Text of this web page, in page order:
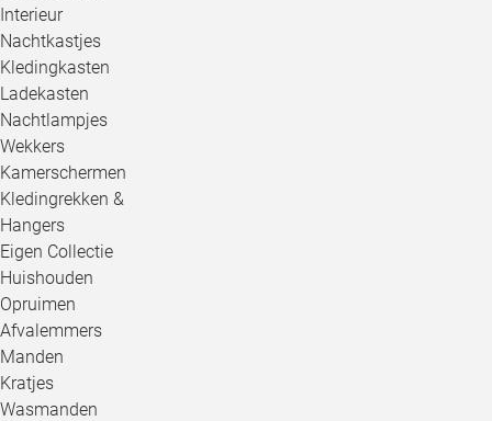
Interieur
Nachtkastjes
Kledingkasten
Ladekasten
Nachtlampjes
Wekkers
Kamerschermen
Kledingrekken &
Hangers
Eigen Collectie
Huishouden
Opruimen
Afvalemmers
Manden
Kratjes
Wasmanden